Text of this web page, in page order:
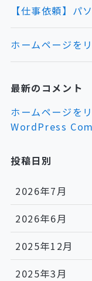
【仕事依頼】パ
ホームページを
最新のコメント
ホームページを
WordPress
投稿日別
2026年7月
2026年6月
2025年12月
2025年3月